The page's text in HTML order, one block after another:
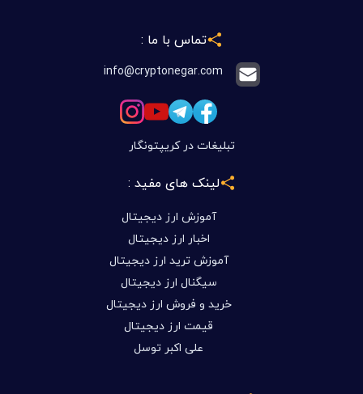
تماس با ما :
info@cryptonegar.com
تبلیغات در کریپتونگار
لینک های مفید :
آموزش ارز دیجیتال
اخبار ارز دیجیتال
آموزش ترید ارز دیجیتال
سیگنال ارز دیجیتال
خرید و فروش ارز دیجیتال
قیمت ارز دیجیتال
علی اکبر توسل